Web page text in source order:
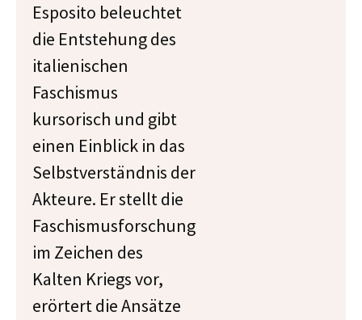
Esposito beleuchtet
die Entstehung des
italienischen
Faschismus
kursorisch und gibt
einen Einblick in das
Selbstverständnis der
Akteure. Er stellt die
Faschismusforschung
im Zeichen des
Kalten Kriegs vor,
erörtert die Ansätze